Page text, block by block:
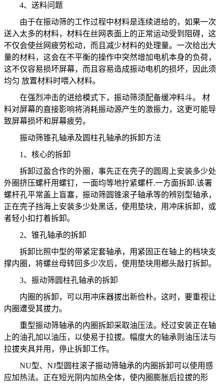
4、送料问题
由于在振动筛的工作过程中材料是连续进给的，如果一次
送入太多的材料，材料在丝网表面上的正常运动受到阻碍，这
不仅会使丝网疲劳松动，而且减少材料的处理量。一次给出大
量的材料，这会在不平衡的操作中突然增加电机本身的负荷，
这不仅容易损坏屏幕，而且容易造成振动电机的损坏，因此须
均匀 放置材料时喂入材料。
在强烈冲击的进给模式下，振动筛须配备缓冲料斗。 材
料对屏幕的直接影响将消耗振动源产生的激振力，这更可能导
致屏幕损坏和屏幕疲劳。
振动筛锥孔轴承及圆柱孔轴承的拆卸方法
1、核心的拆卸
拆卸过盈合作的外圈，事先正在壳子的圆周上安装多少处
外圈挤压螺杆用螺钉，一面均等地拧紧螺杆.一方面拆卸.该署
螺杆孔平常盖上盲塞，振动筛圆锥滚子轴承等的辨别型轴承，
正在壳子挡海上安装多少处黑话，使用垫块，用冲床拆卸，或
者轻小扣打着拆卸。
2、锥孔轴承的拆卸
拆卸比照中型的带紧定套轴承，用紧固正在轴上的档块支
撑内圈，将螺丝母转回多少次后，使用垫块用榔头敲打拆卸。
3、振动筛圆柱孔轴承的拆卸
内圈的拆卸，可以用冲床器拔出新俭朴。这时，要重视让
内圈遭受其拔力。
重型振动筛轴承的内圈拆卸采取油压法。经过安装正在轴
上的油孔加以油压，以使易于拉拔。幅度大的轴承则油压法与
拉拔夹具并用，停止拆卸工作。
NU型、NJ型圆柱滚子振动筛轴承的内圈拆卸可以使用感
应加热法。正在短光阴内加热全体，使内圈膨胀后拉拔的形